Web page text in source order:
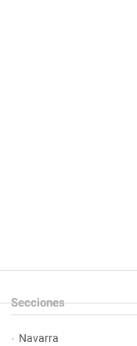
Secciones
Navarra